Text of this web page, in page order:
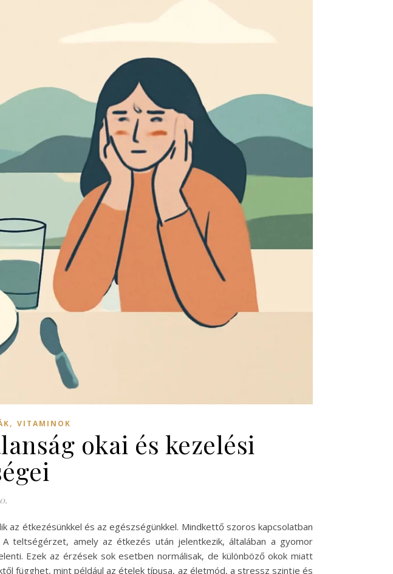
, VITAMINOK
okai és kezelési
étkezésünkkel és az egészségünkkel. Mindkettő szoros kapcsolatban
teltségérzet, amely az étkezés után jelentkezik, általában a gyomor
Ezek az érzések sok esetben normálisak, de különböző okok miatt
függhet, mint például az ételek típusa, az életmód, a stressz szintje és